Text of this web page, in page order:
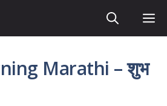
Marathi – शुभ